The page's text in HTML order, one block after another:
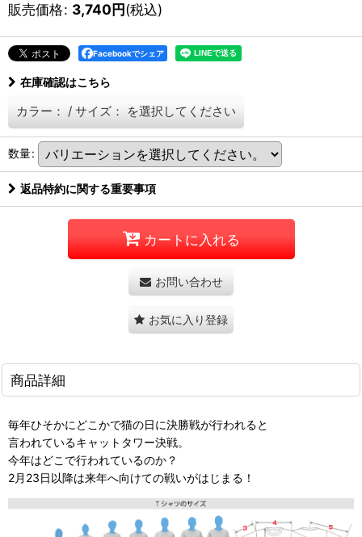
販売価格: 3,740円(税込)
Facebookでシェア
在庫確認はこちら
カラー： / サイズ： を選択してください
数量:
返品特約に関する重要事項
カートに入れる
お問い合わせ
お気に入り登録
商品詳細
毎年ひそかにどこかで猫の日に決勝戦が行われると
言われているキャットタワー決戦。
今年はどこで行われているのか？
2月23日以降は来年へ向けての戦いがはじまる！